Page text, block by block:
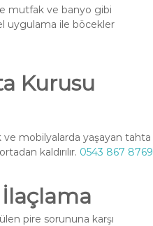
mutfak ve banyo gibi
uygulama ile böcekler
Kurusu
mobilyalarda yaşayan tahta
kaldırılır. 0543 867 8769
pire sorununa karşı